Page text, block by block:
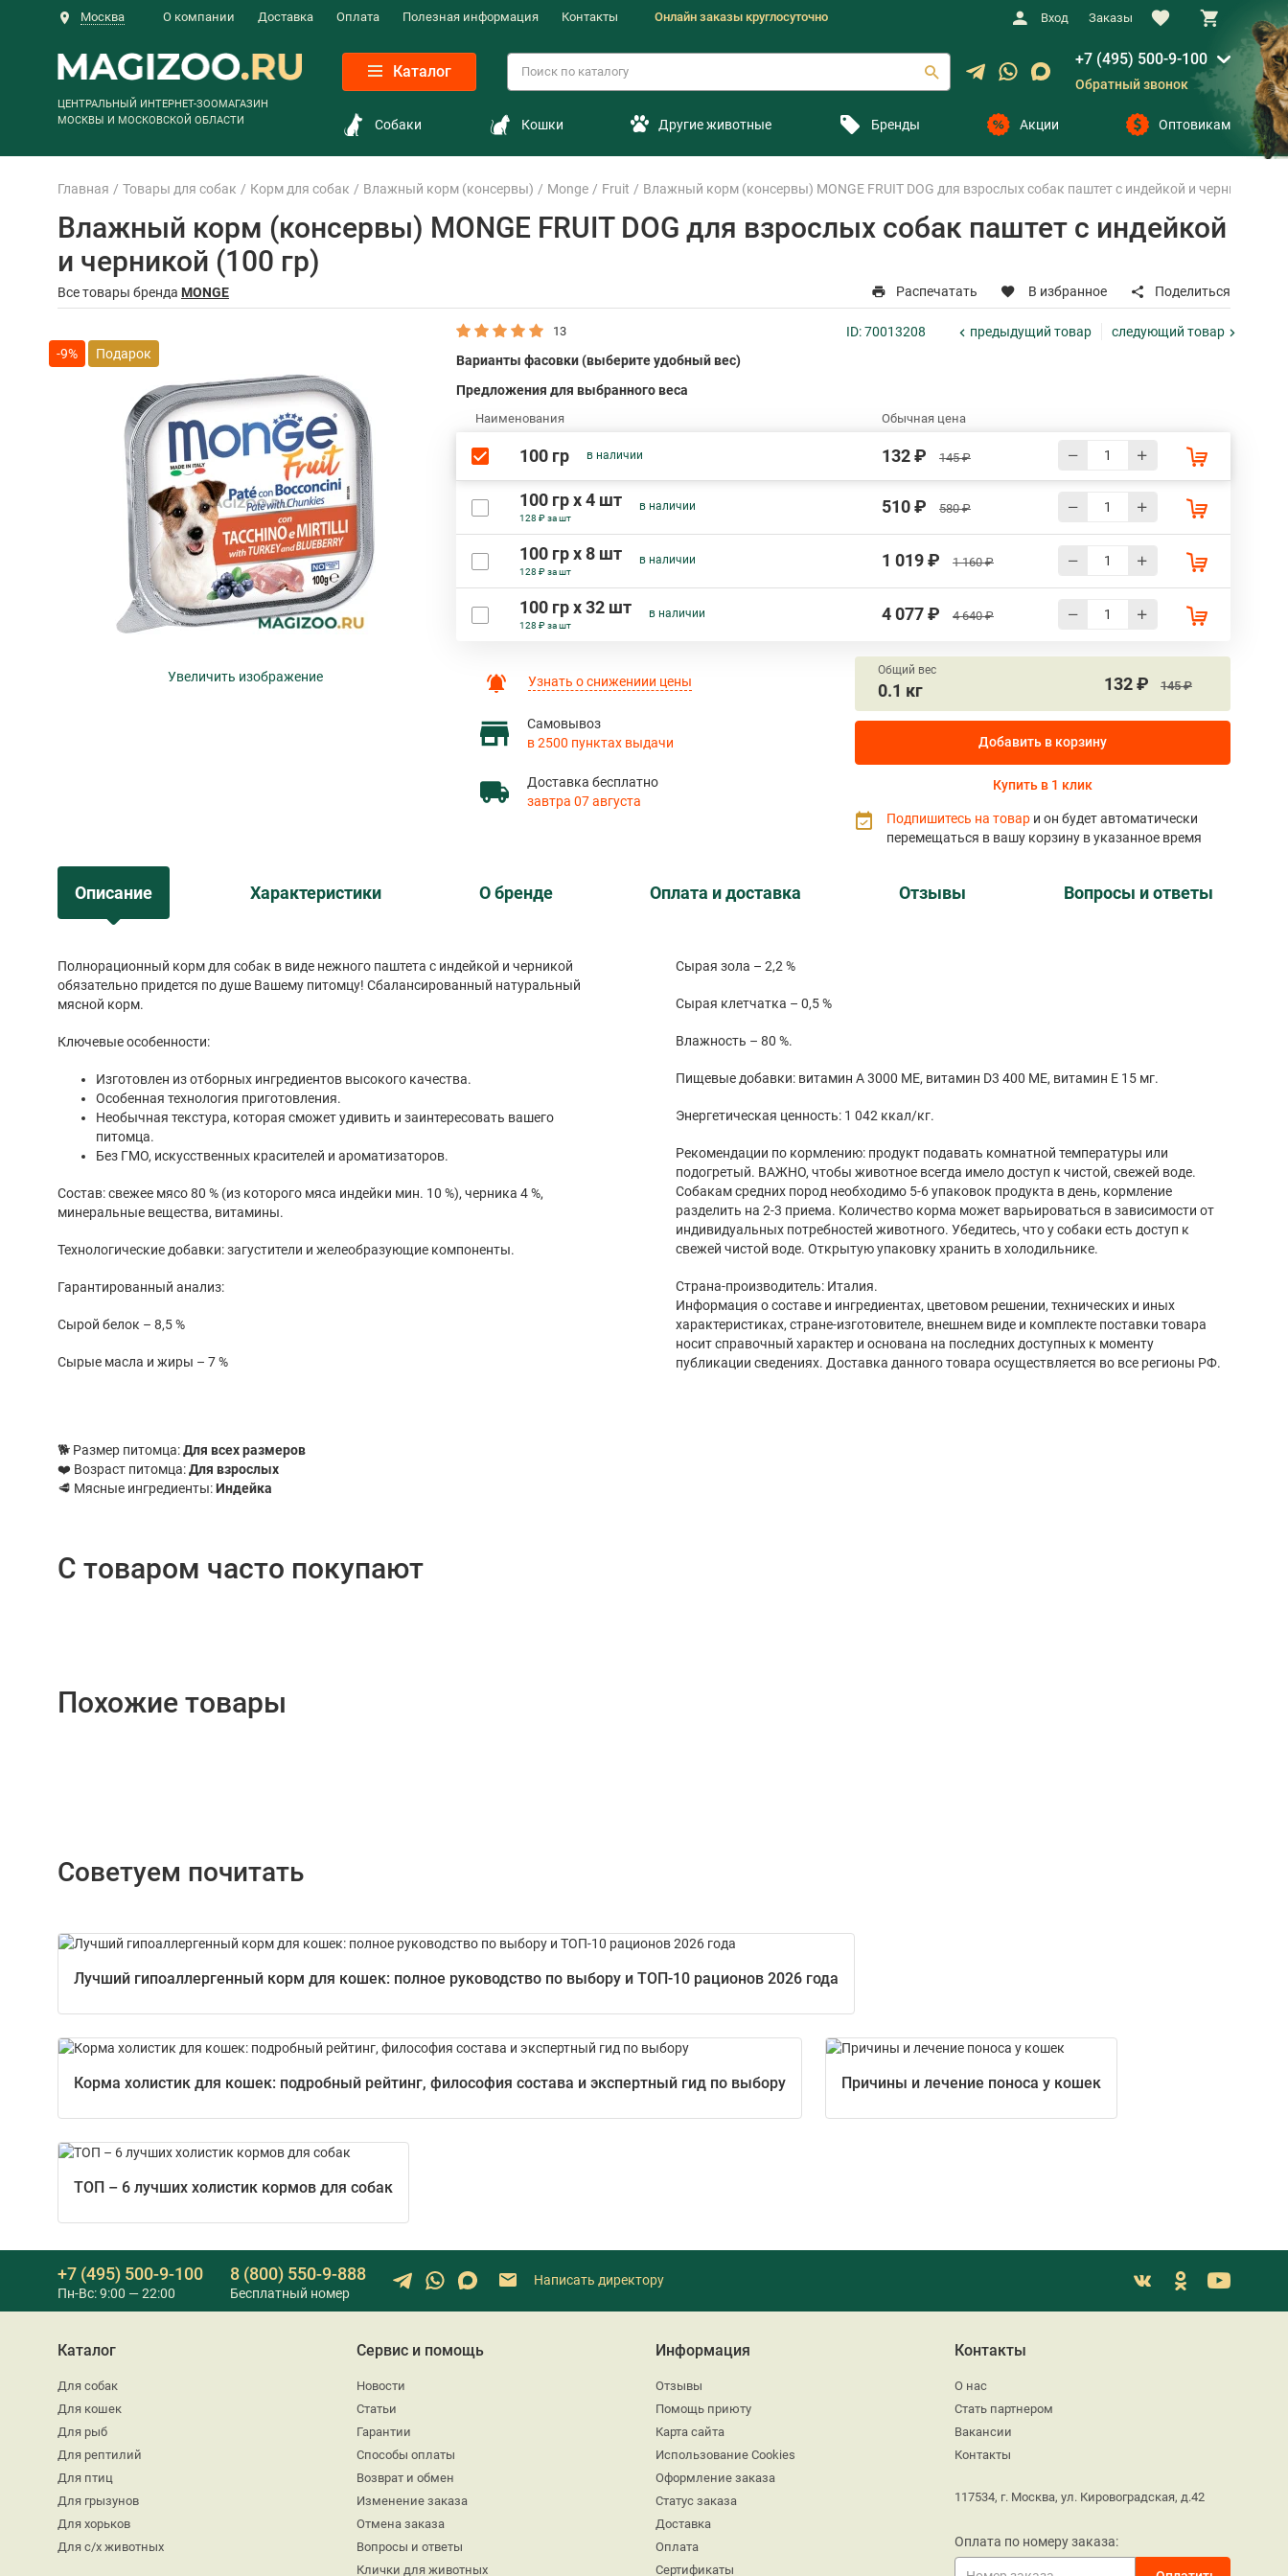
Москва О компании Доставка Оплата Полезная информация Контакты Онлайн заказы круглосуточно Вход Заказы
ЦЕНТРАЛЬНЫЙ ИНТЕРНЕТ-ЗООМАГАЗИН
МОСКВЫ И МОСКОВСКОЙ ОБЛАСТИ
Каталог
+7 (495) 500-9-100
Обратный звонок
Собаки Кошки Другие животные Бренды Акции Оптовикам
Главная Товары для собак Корм для собак Влажный корм (консервы) Monge Fruit Влажный корм (консервы) MONGE FRUIT DOG для взрослых собак паштет с индейкой и черникой
Влажный корм (консервы) MONGE FRUIT DOG для взрослых собак паштет с индейкой
и черникой (100 гр)
Все товары бренда MONGE Распечатать В избранное Поделиться
-9%
Увеличить изображение
13 ID: 70013208 предыдущий товар следующий товар
Варианты фасовки (выберите удобный вес)
Предложения для выбранного веса
Наименования Обычная цена
100 гр в наличии 132 ₽ 145 ₽
100 гр х 4 шт
128 ₽ за шт
в наличии 510 ₽ 580 ₽
100 гр х 8 шт
128 ₽ за шт
в наличии 1 019 ₽ 1 160 ₽
100 гр х 32 шт
128 ₽ за шт
в наличии 4 077 ₽ 4 640 ₽
Узнать о снижениии цены
Самовывоз
в 2500 пунктах выдачи
Доставка бесплатно
завтра 07 августа
Общий вес
0.1 кг 132 ₽ 145 ₽
Добавить в корзину
Купить в 1 клик
Подпишитесь на товар и он будет автоматически
перемещаться в вашу корзину в указанное время
Описание Характеристики О бренде Оплата и доставка Отзывы Вопросы и ответы
Полнорационный корм для собак в виде нежного паштета с индейкой и черникой
обязательно придется по душе Вашему питомцу! Сбалансированный натуральный
мясной корм.
Ключевые особенности:
Изготовлен из отборных ингредиентов высокого качества.
Особенная технология приготовления.
Необычная текстура, которая сможет удивить и заинтересовать вашего
питомца.
Без ГМО, искусственных красителей и ароматизаторов.
Состав: свежее мясо 80 % (из которого мяса индейки мин. 10 %), черника 4 %,
минеральные вещества, витамины.
Технологические добавки: загустители и желеобразующие компоненты.
Гарантированный анализ:
Сырой белок – 8,5 %
Сырые масла и жиры – 7 %
Сырая зола – 2,2 %
Сырая клетчатка – 0,5 %
Влажность – 80 %.
Пищевые добавки: витамин А 3000 МЕ, витамин D3 400 МЕ, витамин Е 15 мг.
Энергетическая ценность: 1 042 ккал/кг.
Рекомендации по кормлению: продукт подавать комнатной температуры или
подогретый. ВАЖНО, чтобы животное всегда имело доступ к чистой, свежей воде.
Собакам средних пород необходимо 5-6 упаковок продукта в день, кормление
разделить на 2-3 приема. Количество корма может варьироваться в зависимости от
индивидуальных потребностей животного. Убедитесь, что у собаки есть доступ к
свежей чистой воде. Открытую упаковку хранить в холодильнике.
Страна-производитель: Италия.
Информация о составе и ингредиентах, цветовом решении, технических и иных
характеристиках, стране-изготовителе, внешнем виде и комплекте поставки товара
носит справочный характер и основана на последних доступных к моменту
публикации сведениях. Доставка данного товара осуществляется во все регионы РФ.
🐕 Размер питомца:Для всех размеров
❤️ Возраст питомца:Для взрослых
🥩 Мясные ингредиенты:Индейка
С товаром часто покупают
Похожие товары
Советуем почитать
Лучший гипоаллергенный корм для кошек: полное руководство по выбору и ТОП-10 рационов 2026 года
Корма холистик для кошек: подробный рейтинг, философия состава и экспертный гид по выбору Причины и лечение поноса у кошек
ТОП – 6 лучших холистик кормов для собак
+7 (495) 500-9-100
Пн-Вс: 9:00 — 22:00
8 (800) 550-9-888
Бесплатный номер
Написать директору
Каталог
Для собак
Для кошек
Для рыб
Для рептилий
Для птиц
Для грызунов
Для хорьков
Для с/х животных
Сервис и помощь
Новости
Статьи
Гарантии
Способы оплаты
Возврат и обмен
Изменение заказа
Отмена заказа
Вопросы и ответы
Клички для животных
Информация
Отзывы
Помощь приюту
Карта сайта
Использование Cookies
Оформление заказа
Статус заказа
Доставка
Оплата
Сертификаты
Контакты
О нас
Стать партнером
Вакансии
Контакты
117534, г. Москва, ул. Кировоградская, д.42
Оплата по номеру заказа: